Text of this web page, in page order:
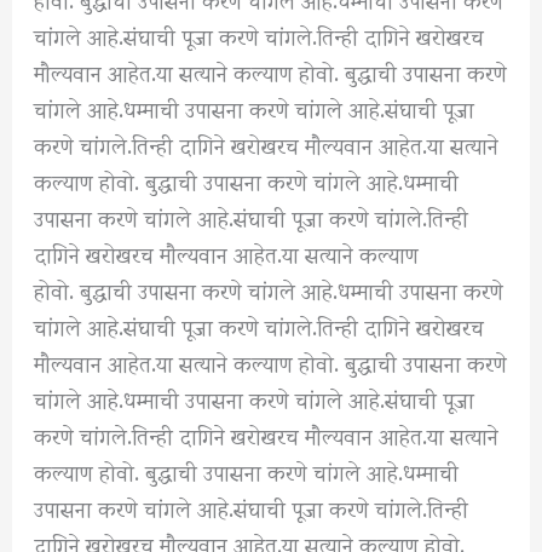
चांगले आहे.संघाची पूजा करणे चांगले.तिन्ही दागिने खरोखरच
मौल्यवान आहेत.या सत्याने कल्याण होवो. बुद्धाची उपासना करणे
चांगले आहे.धम्माची उपासना करणे चांगले आहे.संघाची पूजा
करणे चांगले.तिन्ही दागिने खरोखरच मौल्यवान आहेत.या सत्याने
कल्याण होवो. बुद्धाची उपासना करणे चांगले आहे.धम्माची
उपासना करणे चांगले आहे.संघाची पूजा करणे चांगले.तिन्ही
दागिने खरोखरच मौल्यवान आहेत.या सत्याने कल्याण
होवो. बुद्धाची उपासना करणे चांगले आहे.धम्माची उपासना करणे
चांगले आहे.संघाची पूजा करणे चांगले.तिन्ही दागिने खरोखरच
मौल्यवान आहेत.या सत्याने कल्याण होवो. बुद्धाची उपासना करणे
चांगले आहे.धम्माची उपासना करणे चांगले आहे.संघाची पूजा
करणे चांगले.तिन्ही दागिने खरोखरच मौल्यवान आहेत.या सत्याने
कल्याण होवो. बुद्धाची उपासना करणे चांगले आहे.धम्माची
उपासना करणे चांगले आहे.संघाची पूजा करणे चांगले.तिन्ही